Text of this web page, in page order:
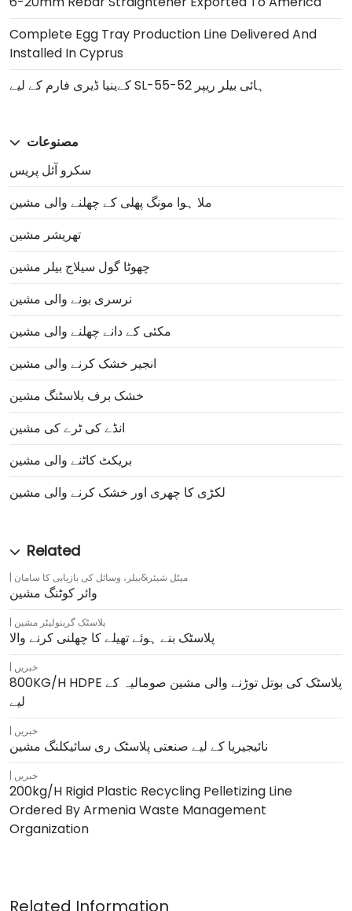
Complete Egg Tray Production Line Delivered And
Installed In Cyprus
کےینیا ڈیری فارم کے لیے SL-55-52 ہائی بيلر ریپر
مصنوعات
سکرو آئل پریس
ملا ہوا مونگ پھلی کے چھلنے والی مشین
تھریشر مشین
چھوٹا گول سیلاج بیلر مشین
نرسری بونے والی مشین
مکئی کے دانے چھلنے والی مشین
انجیر خشک کرنے والی مشین
خشک برف بلاسٹنگ مشین
انڈے کی ٹرے کی مشین
بریکٹ کاٹنے والی مشین
لکڑی کا چھری اور خشک کرنے والی مشین
میٹل شیئر&بیلر ، وسائل کی بازیابی کا سامان
وائر کوٹنگ مشین
پلاسٹک گرینولیٹر مشین
پلاسٹک بنے ہوئے تھیلے کا چھلنی کرنے والا
خبریں
800KG/H HDPE پلاسٹک کی بوتل توڑنے والی مشین صومالیہ کے
لیے
خبریں
نائیجیریا کے لیے صنعتی پلاسٹک ری سائیکلنگ مشین
خبریں
200kg/h Rigid Plastic Recycling Pelletizing Line
Ordered By Armenia Waste Management
Organization